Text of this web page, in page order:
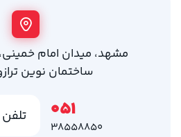
ساختمان نوین
051
38558850